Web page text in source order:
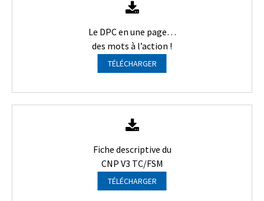
Le DPC en une page…
des mots à l’action !
TÉLÉCHARGER
Fiche descriptive du
CNP V3 TC/FSM
TÉLÉCHARGER